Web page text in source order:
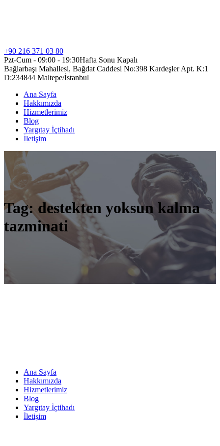
+90 216 371 03 80
Pzt-Cum - 09:00 - 19:30Hafta Sonu Kapalı
Bağlarbaşı Mahallesi, Bağdat Caddesi No:398 Kardeşler Apt. K:1
D:234844 Maltepe/İstanbul
Ana Sayfa
Hakkımızda
Hizmetlerimiz
Blog
Yargıtay İçtihadı
İletişim
Tag: destekten yoksun kalma
tazminati
Ana Sayfa
Hakkımızda
Hizmetlerimiz
Blog
Yargıtay İçtihadı
İletişim